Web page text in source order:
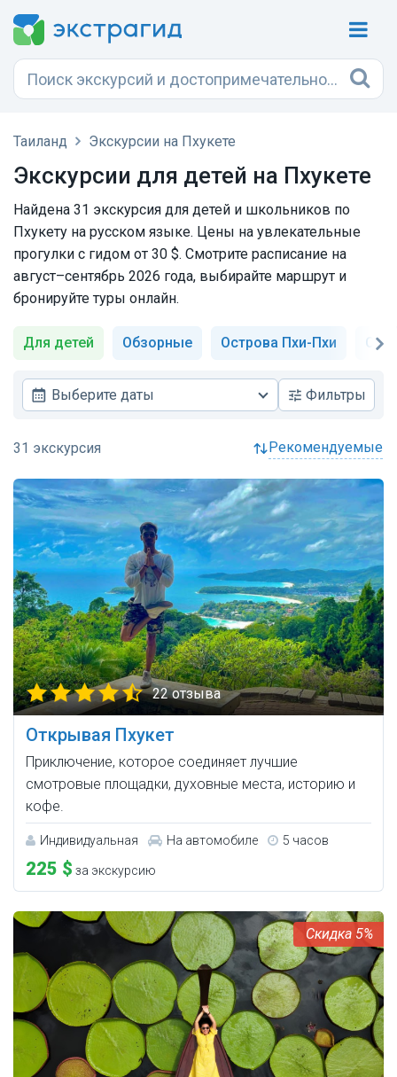
Таиланд Экскурсии на Пхукете
Экскурсии для детей на Пхукете
Найдена 31 экскурсия для детей и школьников по
Пхукету на русском языке. Цены на увлекательные
прогулки с гидом от 30 $. Смотрите расписание на
август–сентябрь 2026 года, выбирайте маршрут и
бронируйте туры онлайн.
Для детей Обзорные Острова Пхи-Пхи
Выберите даты Фильтры
рекомендуемые
22 отзыва
Открывая Пхукет
Приключение, которое соединяет лучшие
смотровые площадки, духовные места, историю и
кофе.
Индивидуальная На автомобиле 5 часов
225 $ за экскурсию
5%